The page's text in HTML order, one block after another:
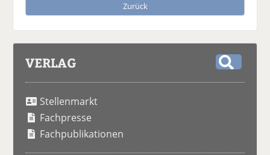
Zurück
VERLAG
Stellenmarkt
Fachpresse
Fachpublikationen